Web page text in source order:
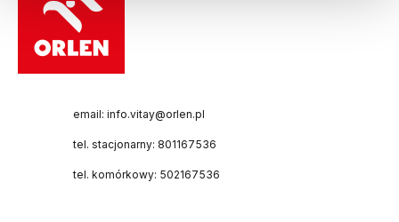
email: info.vitay@orlen.pl
tel. stacjonarny: 801167536
tel. komórkowy: 502167536